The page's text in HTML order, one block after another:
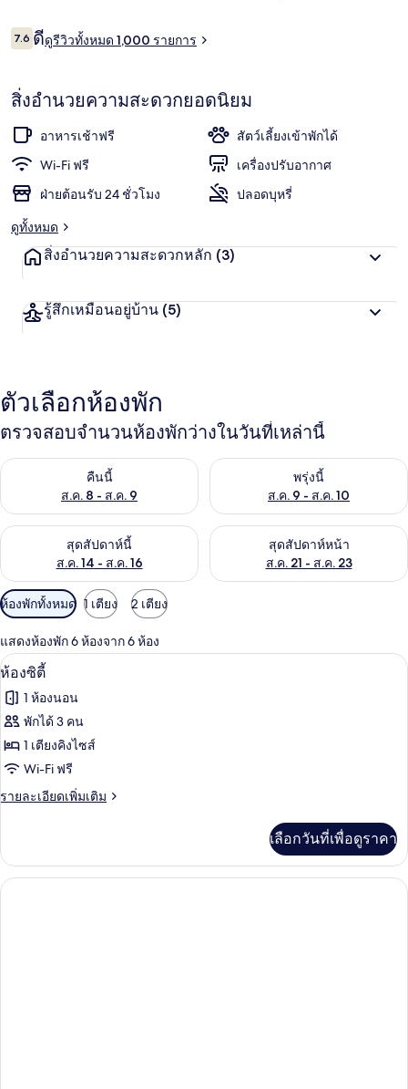
รีวิว
7.67.6 จาก 10
ดีดูรีวิวทั้งหมด 1,000 รายการ
สิ่งอำนวยความสะดวกยอดนิยม
อาหารเช้าฟรี
สัตว์เลี้ยงเข้าพักได้
Wi-Fi ฟรี
เครื่องปรับอากาศ
ฝ่ายต้อนรับ 24 ชั่วโมง
ปลอดบุหรี่
ดูทั้งหมด
สิ่งอำนวยความสะดวกหลัก (3)
รู้สึกเหมือนอยู่บ้าน (5)
ตัวเลือกห้องพัก
ตรวจสอบจำนวนห้องพักว่างในวันที่เหล่านี้
คืนนี้
ส.ค. 8 - ส.ค. 9
ตรวจสอบจำนวนห้องพักว่างในคืนนี้ ส.ค. 8 - ส.ค. 9พรุ่งนี้
ส.ค. 9 - ส.ค. 10
ตรวจสอบจำนวนห้องพักว่างใน
สุดสัปดาห์นี้
ส.ค. 14 - ส.ค. 16
ตรวจสอบจำนวนห้องพักว่างในสุดสัปดาห์นี้ ส.ค. 14 - ส.ค. 16
สุดสัปดาห์หน้า
ส.ค. 21 - ส.ค. 23
ตรวจสอบจำนวนห้องพักว่างใน
ตัว
กรอง
ที่
มี
ให้
สำหรับ
ห้อง
พัก
ห้องพักทั้งหมด 1 เตียง 2 เตียง
แสดงห้องพัก 6 ห้องจาก 6 ห้อง
เปิด
ภาพถ่าย
ทั้งหมด
ของ
ห้อง
ซิตี้
ห้องซิตี้ | โต๊ะทำงาน, พื้นที่ทำงานแบบ
3
ห้องซิตี้
1 ห้องนอน
พักได้ 3 คน
1 เตียงคิงไซส์
Wi-Fi ฟรี
รายละเอียดเพิ่มเติม
ราย
เกี่ยว
กับ
ห้อง
เลือกวันที่เพื่อดูราคา